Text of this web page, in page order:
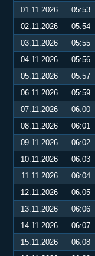
01.11.2026
05:53
02.11.2026
05:54
03.11.2026
05:55
04.11.2026
05:56
05.11.2026
05:57
06.11.2026
05:59
07.11.2026
06:00
08.11.2026
06:01
09.11.2026
06:02
10.11.2026
06:03
11.11.2026
06:04
12.11.2026
06:05
13.11.2026
06:06
14.11.2026
06:07
15.11.2026
06:08